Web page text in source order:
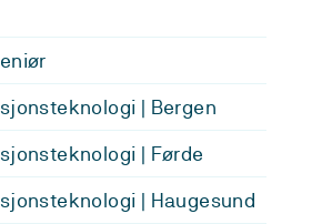
| Bergen
| Førde
| Haugesund